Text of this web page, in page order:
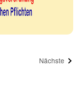
Nächste